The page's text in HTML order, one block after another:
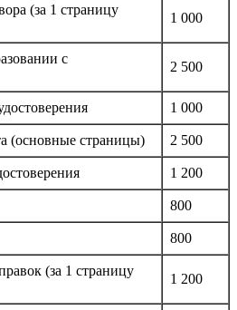
(за 1 страницу
1 000
с
2 500
1 000
(основные страницы) 2 500
1 200
800
800
(за 1 страницу
1 200